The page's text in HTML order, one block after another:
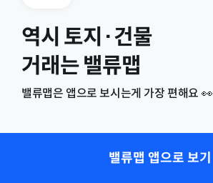
역시 토지·건물
거래는 밸류맵
밸류맵은 앱으로 보시는게 가장 편해요 👀
밸류맵 앱으로 보기